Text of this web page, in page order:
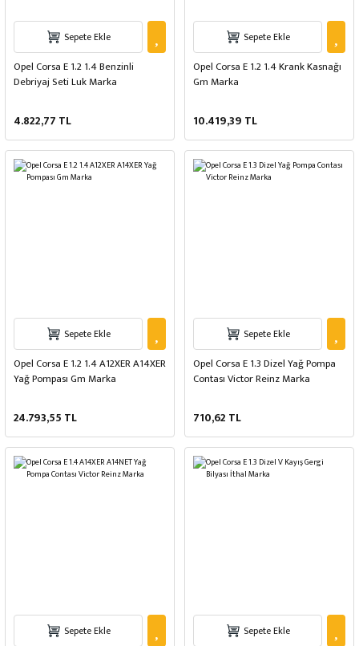
Sepete Ekle
Opel Corsa E 1.2 1.4 Benzinli
Debriyaj Seti Luk Marka
4.822,77 TL
Sepete Ekle
Opel Corsa E 1.2 1.4 Krank Kasnağı
Gm Marka
10.419,39 TL
Sepete Ekle
Opel Corsa E 1.2 1.4 A12XER A14XER
Yağ Pompası Gm Marka
24.793,55 TL
Sepete Ekle
Opel Corsa E 1.3 Dizel Yağ Pompa
Contası Victor Reinz Marka
710,62 TL
Sepete Ekle Sepete Ekle